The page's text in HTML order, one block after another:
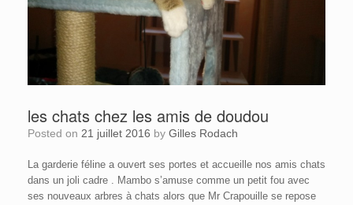
les chats chez les amis de doudou
Posted on 21 juillet 2016 by Gilles Rodach
La garderie féline a ouvert ses portes et accueille nos amis chats
dans un joli cadre . Mambo s’amuse comme un petit fou avec
ses nouveaux arbres à chats alors que Mr Crapouille se repose